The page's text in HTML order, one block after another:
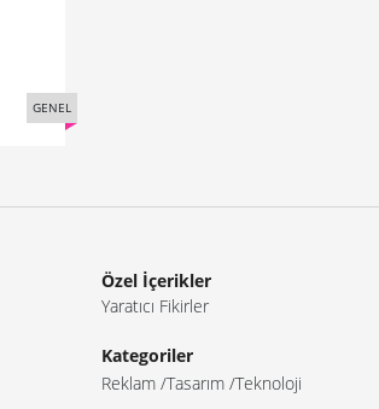
GENEL
Özel İçerikler
Yaratıcı Fikirler
Kategoriler
Reklam Tasarım Teknoloji